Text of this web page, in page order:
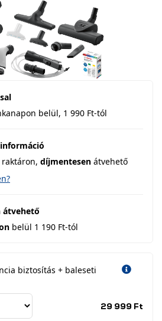
belül, 1 990 Ft-tól
raktáron, díjmentesen átvehető
átvehető
belül 1 190 Ft-tól
biztosítás + baleseti
29 999 Ft